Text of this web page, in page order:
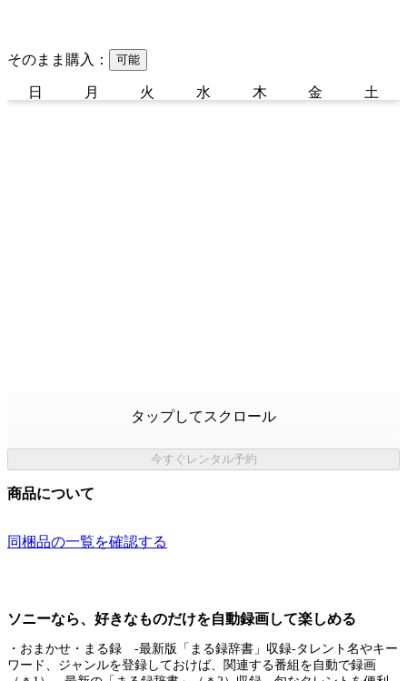
そのまま購入： 可能
日 月 火 水 木 金 土
タップしてスクロール
今すぐレンタル予約
商品について
同梱品の一覧を確認する
ソニーなら、好きなものだけを自動録画して楽しめる
・おまかせ・まる録 -最新版「まる録辞書」収録-タレント名やキー
ワード、ジャンルを登録しておけば、関連する番組を自動で録画